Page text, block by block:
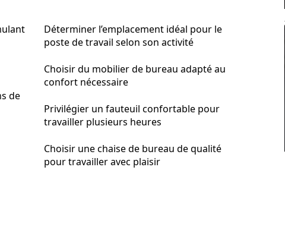
de
Déterminer l’emplacement idéal pour le
poste de travail selon son activité
Choisir du mobilier de bureau adapté au
confort nécessaire
Privilégier un fauteuil confortable pour
travailler plusieurs heures
Choisir une chaise de bureau de qualité
pour travailler avec plaisir